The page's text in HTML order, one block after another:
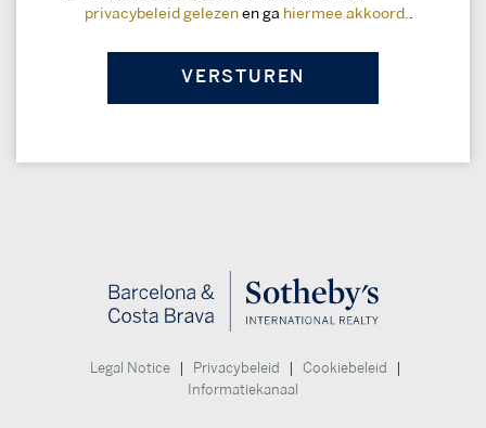
privacybeleid gelezen en ga hiermee akkoord.
Legal Notice Privacybeleid Cookiebeleid
Informatiekanaal